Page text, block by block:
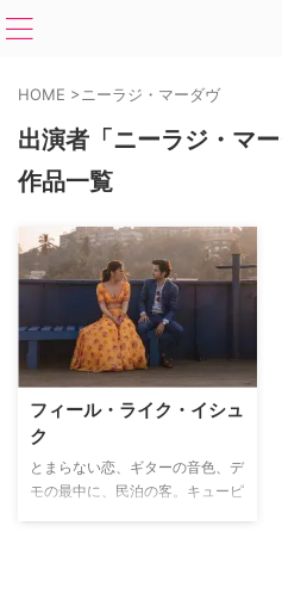
HOME >ニーラジ・マーダヴ
出演者「ニーラジ・マ
作品一覧
フィール・ライク・イシュ
ク
とまらない恋、ギターの音色、デ
モの最中に、民泊の客。キューピ